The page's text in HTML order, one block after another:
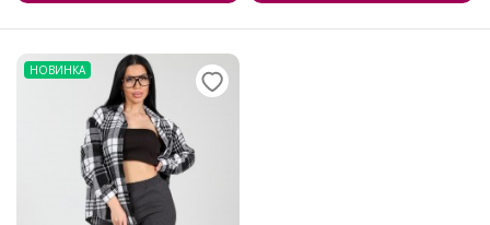
НОВИНКА